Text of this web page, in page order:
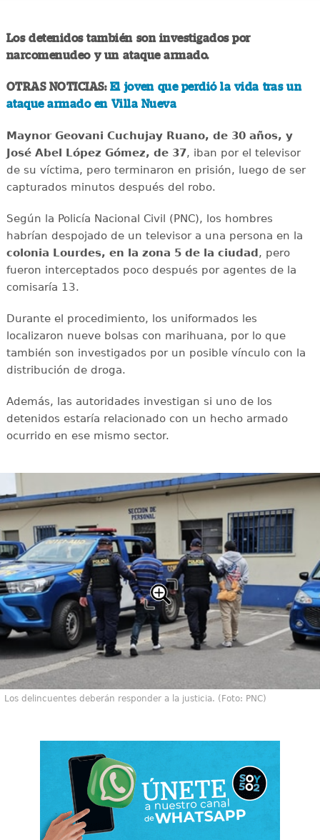
Los detenidos también son investigados por
narcomenudeo y un ataque armado.
OTRAS NOTICIAS: El joven que perdió la vida tras un
ataque armado en Villa Nueva
Maynor Geovani Cuchujay Ruano, de 30 años, y
José Abel López Gómez, de 37, iban por el televisor
de su víctima, pero terminaron en prisión, luego de ser
capturados minutos después del robo.
Según la Policía Nacional Civil (PNC), los hombres
habrían despojado de un televisor a una persona en la
colonia Lourdes, en la zona 5 de la ciudad, pero
fueron interceptados poco después por agentes de la
comisaría 13.
Durante el procedimiento, los uniformados les
localizaron nueve bolsas con marihuana, por lo que
también son investigados por un posible vínculo con la
distribución de droga.
Además, las autoridades investigan si uno de los
detenidos estaría relacionado con un hecho armado
ocurrido en ese mismo sector.
Los delincuentes deberán responder a la justicia. (Foto: PNC)